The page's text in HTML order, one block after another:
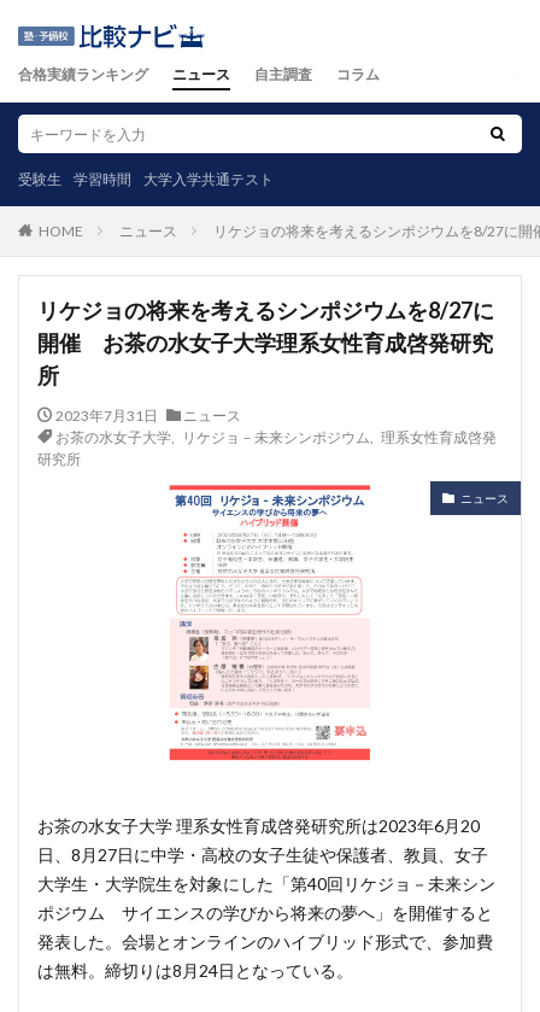
合格実績ランキング ニュース 自主調査 コラム
受験生 学習時間 大学入学共通テスト
HOME ニュース リケジョの将来を考えるシンポジウムを8/27に
リケジョの将来を考えるシンポジウムを8/27に
開催 お茶の水女子大学理系女性育成啓発研究
所
2023年7月31日
ニュース
お茶の水女子大学, リケジョ－未来シンポジウム
理系女性育成啓発
研究所
ニュース
お茶の水女子大学 理系女性育成啓発研究所は2023年6月20
日、8月27日に中学・高校の女子生徒や保護者、教員、女子
大学生・大学院生を対象にした「第40回リケジョ－未来シン
ポジウム サイエンスの学びから将来の夢へ」を開催すると
発表した。会場とオンラインのハイブリッド形式で、参加費
は無料。締切りは8月24日となっている。